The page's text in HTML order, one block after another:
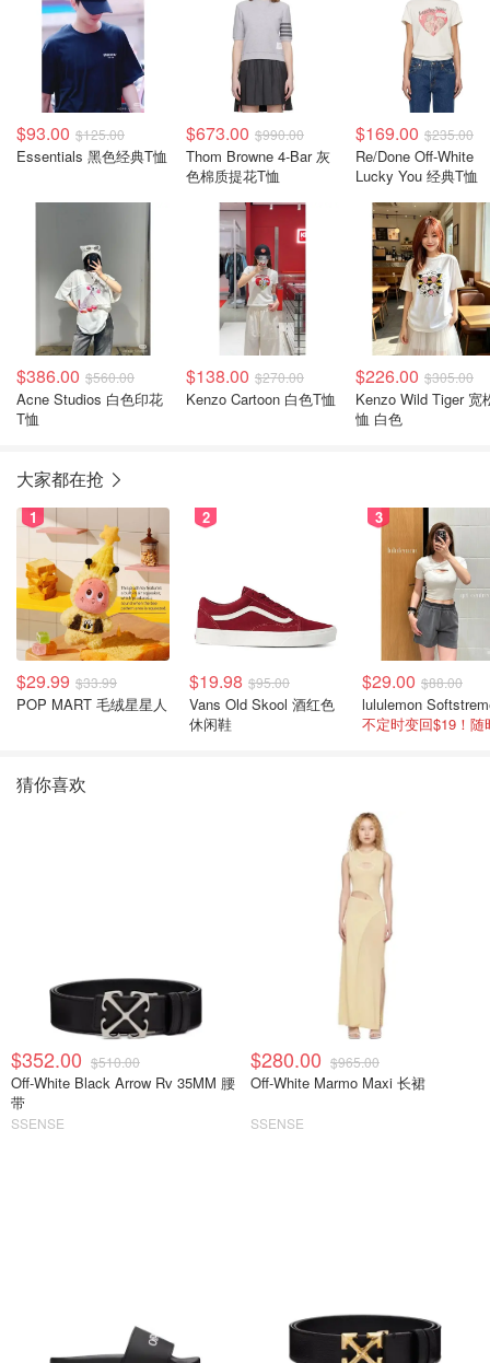
$93.00 $125.00
Essentials 黑色经典T恤
$673.00 $990.00
Thom Browne 4-Bar 灰
色棉质提花T恤
$169.00 $235.00
Re/Done Off-White
Lucky You 经典T恤
$386.00 $560.00
Acne Studios 白色印花
T恤
$138.00 $270.00
Kenzo Cartoon 白色T恤
$226.00 $305.00
Kenzo Wild Tiger 宽
恤 白色
大家都在抢
1
$29.99 $33.99
POP MART 毛绒星星人
2
$19.98 $95.00
Vans Old Skool 酒红色
休闲鞋
3
$29.00 $88.00
猜你喜欢
$352.00 $510.00
Off-White Black Arrow Rv 35MM 腰
带
SSENSE
$280.00 $965.00
Off-White Marmo Maxi 长裙
SSENSE